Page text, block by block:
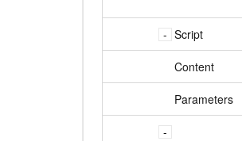
Script
Content
Parameters